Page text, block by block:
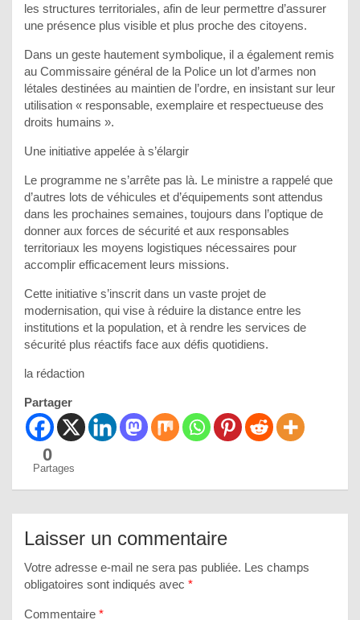
les structures territoriales, afin de leur permettre d’assurer
une présence plus visible et plus proche des citoyens.
Dans un geste hautement symbolique, il a également remis
au Commissaire général de la Police un lot d’armes non
létales destinées au maintien de l’ordre, en insistant sur leur
utilisation « responsable, exemplaire et respectueuse des
droits humains ».
Une initiative appelée à s’élargir
Le programme ne s’arrête pas là. Le ministre a rappelé que
d’autres lots de véhicules et d’équipements sont attendus
dans les prochaines semaines, toujours dans l’optique de
donner aux forces de sécurité et aux responsables
territoriaux les moyens logistiques nécessaires pour
accomplir efficacement leurs missions.
Cette initiative s’inscrit dans un vaste projet de
modernisation, qui vise à réduire la distance entre les
institutions et la population, et à rendre les services de
sécurité plus réactifs face aux défis quotidiens.
la rédaction
Partager
0
Partages
Laisser un commentaire
Votre adresse e-mail ne sera pas publiée. Les champs
obligatoires sont indiqués avec *
Commentaire *